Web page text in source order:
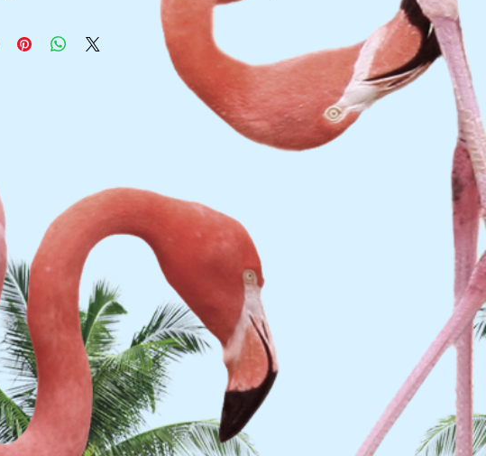
：
客貨車 點對點送達 (需車上自取)
為蛋糕做了充份的防護
蛋糕可以安全送達
少數幾個可能會損壞
不會賠償
貨前會拍照給客人驗收)
得有任何更收款式或其他要求)